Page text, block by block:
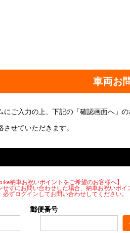
車両お
ご入力の上、下記の「確認画面へ」
せていただきます。
納車お祝いポイントをご希望のお客様へ】
せずにお問い合わせした場合、納車お祝いポイ
必ずログインしてお問い合わせしてください。
郵便番号